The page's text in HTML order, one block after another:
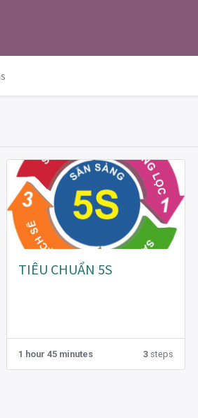
TIÊU CHUẨN 5S
1 hour 45 minutes 3steps